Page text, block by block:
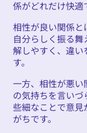
係がどれだけ快適
相性が良い関係と
自分らしく振る
解しやすく、違
す。
一方、相性が悪
の気持ちを言いづ
些細なことで意見
がちです。